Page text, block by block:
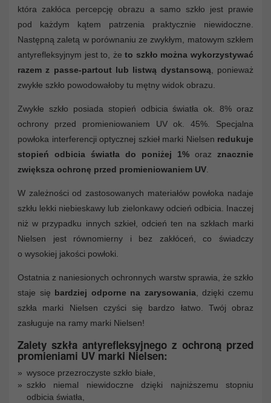
która zakłóca percepcję obrazu a samo szkło jest prawie
pod każdym kątem patrzenia praktycznie niewidoczne.
Następną zaletą w porównaniu ze zwykłym, matowym szkłem
antyrefleksyjnym jest to, żeto szkło można wykorzystywać
razem z passe-partout lub listwą dystansową, ponieważ
zwykłe szkło powodowałoby tu mętny widok obrazu.
Zwykłe szkło posiada stopień odbicia światła ok. 8% oraz
ochrony przed promieniowaniem UV ok. 45%. Specjalna
powłoka interferencji optycznej szkieł marki Nielsen redukuje
stopień odbicia światła do poniżej 1% oraz znacznie
zwiększa ochronę przed promieniowaniem UV.
W zależności od zastosowanych materiałów powłoka nadaje
szkłu lekki niebieskawy lub zielonkawy odcień odbicia. Inaczej
niż w przypadku innych szkieł, odcień ten na szkłach marki
Nielsen jest równomierny i bez zakłóceń, co świadczy
o wysokiej jakości powłoki.
Ostatnia z naniesionych ochronnych warstw sprawia, że szkło
staje się bardziej odporne na zarysowania, dzięki czemu
szkła marki Nielsen czyści się bardzo łatwo. Twój obraz
zasługuje na ramy marki Nielsen!
Zalety szkła antyrefleksyjnego z ochroną przed
promieniami UV marki Nielsen:
wysoce przezroczyste szkło białe,
szkło niemal niewidoczne dzięki najniższemu stopniu
odbicia światła,